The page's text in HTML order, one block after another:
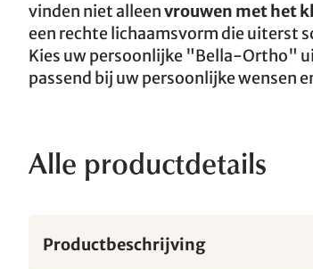
vinden niet alleenvrouwen met het
een rechte lichaamsvorm die uiterst
Kies uw persoonlijke "Bella-Ortho"
passend bij uw persoonlijke wensen
Alle productdetails
Productbeschrijving